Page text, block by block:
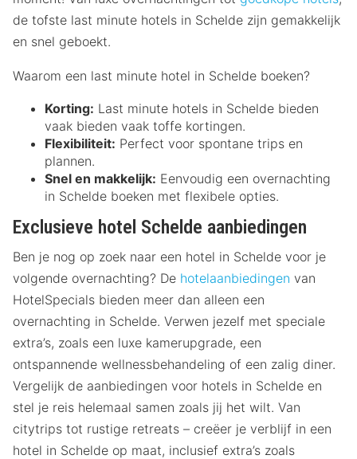
de tofste last minute hotels in Schelde zijn gemakkelijk
en snel geboekt.
Waarom een last minute hotel in Schelde boeken?
Korting: Last minute hotels in Schelde bieden
vaak bieden vaak toffe kortingen.
Flexibiliteit: Perfect voor spontane trips en
plannen.
Snel en makkelijk: Eenvoudig een overnachting
in Schelde boeken met flexibele opties.
Exclusieve hotel Schelde aanbiedingen
Ben je nog op zoek naar een hotel in Schelde voor je
volgende overnachting? De hotelaanbiedingen van
HotelSpecials bieden meer dan alleen een
overnachting in Schelde. Verwen jezelf met speciale
extra’s, zoals een luxe kamerupgrade, een
ontspannende wellnessbehandeling of een zalig diner.
Vergelijk de aanbiedingen voor hotels in Schelde en
stel je reis helemaal samen zoals jij het wilt. Van
citytrips tot rustige retreats – creëer je verblijf in een
hotel in Schelde op maat, inclusief extra’s zoals